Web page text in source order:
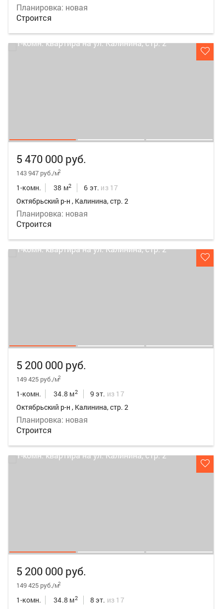
Планировка: новая
Строится
5 470 000 руб.
143 947 руб./м2
1-комн. 38 м2 6 эт. из 17
Октябрьский р-н , Калинина, стр. 2
Планировка: новая
Строится
5 200 000 руб.
149 425 руб./м2
1-комн. 34.8 м2 9 эт. из 17
Октябрьский р-н , Калинина, стр. 2
Планировка: новая
Строится
5 200 000 руб.
149 425 руб./м2
1-комн. 34.8 м2 8 эт. из 17